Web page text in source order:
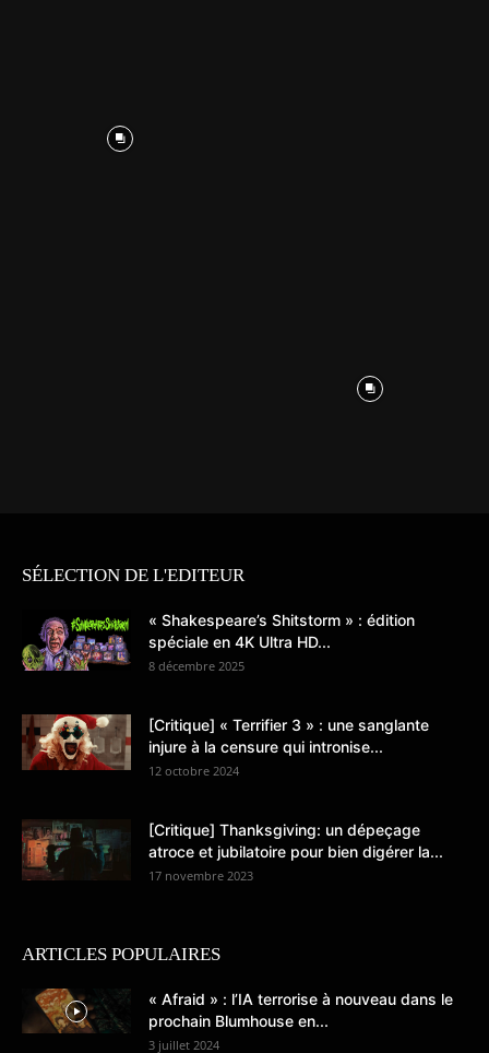
SÉLECTION DE L'EDITEUR
« Shakespeare’s Shitstorm » : édition
spéciale en 4K Ultra HD...
8 décembre 2025
[Critique] « Terrifier 3 » : une sanglante
injure à la censure qui intronise...
12 octobre 2024
[Critique] Thanksgiving: un dépeçage
atroce et jubilatoire pour bien digérer la...
17 novembre 2023
ARTICLES POPULAIRES
« Afraid » : l’IA terrorise à nouveau dans le
prochain Blumhouse en...
3 juillet 2024